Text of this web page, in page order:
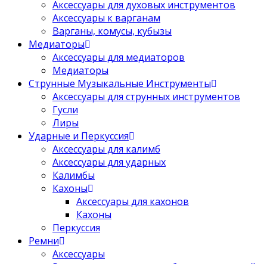
Аксессуары для духовых инструментов
Аксессуары к варганам
Варганы, комусы, кубызы
Медиаторы
Аксессуары для медиаторов
Медиаторы
Струнные Музыкальные Инструменты
Аксессуары для струнных инструментов
Гусли
Лиры
Ударные и Перкуссия
Аксессуары для калимб
Аксессуары для ударных
Калимбы
Кахоны
Аксессуары для кахонов
Кахоны
Перкуссия
Ремни
Аксессуары